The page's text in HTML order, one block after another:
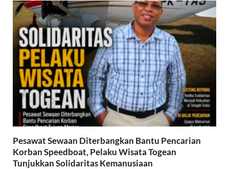
Pesawat Sewaan Diterbangkan Bantu Pencarian
Korban Speedboat, Pelaku Wisata Togean
Tunjukkan Solidaritas Kemanusiaan